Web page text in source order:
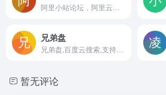
兄弟盘
暂无评论